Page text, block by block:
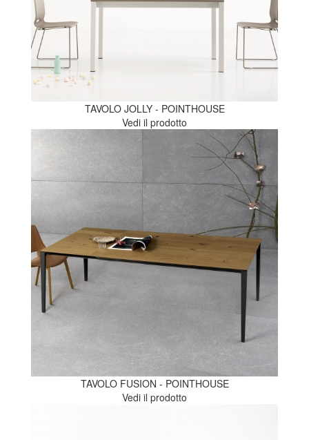
TAVOLO JOLLY - POINTHOUSE
Vedi il prodotto
TAVOLO FUSION - POINTHOUSE
Vedi il prodotto